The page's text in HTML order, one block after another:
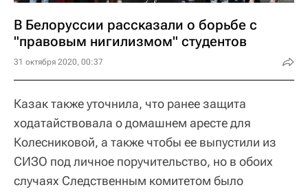
В Белоруссии рассказали о борьбе с
"правовым нигилизмом" студентов
31 октября 2020, 00:37
Казак также уточнила, что ранее защита
ходатайствовала о домашнем аресте для
Колесниковой, а также чтобы ее выпустили из
СИЗО под личное поручительство, но в обоих
случаях Следственным комитетом было